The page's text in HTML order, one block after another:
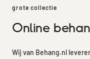
grote collectie
Online
Wij van Behang.nl